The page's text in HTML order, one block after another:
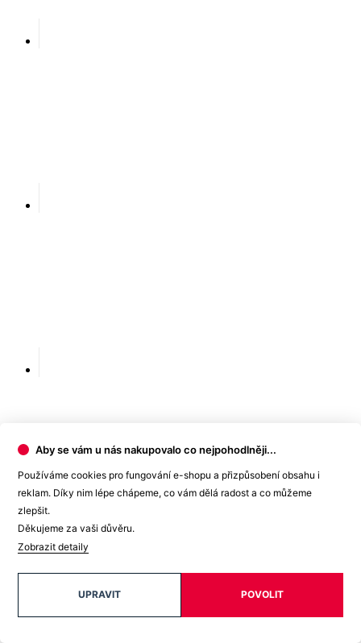
Aby se vám u nás nakupovalo co nejpohodlněji...
Používáme cookies pro fungování e-shopu a přizpůsobení obsahu i
reklam. Díky nim lépe chápeme, co vám dělá radost a co můžeme
zlepšit.
Děkujeme za vaši důvěru.
Zobrazit detaily
POVOLIT
UPRAVIT